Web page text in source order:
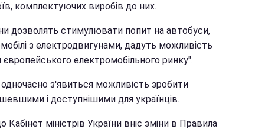
комплектуючих виробів до них.
дозволять стимулювати попит на автобуси,
з електродвигунами, дадуть можливість
європейського електромобільного ринку".
з'явиться можливість зробити
і доступнішими для українців.
Кабінет міністрів України вніс зміни в Правила